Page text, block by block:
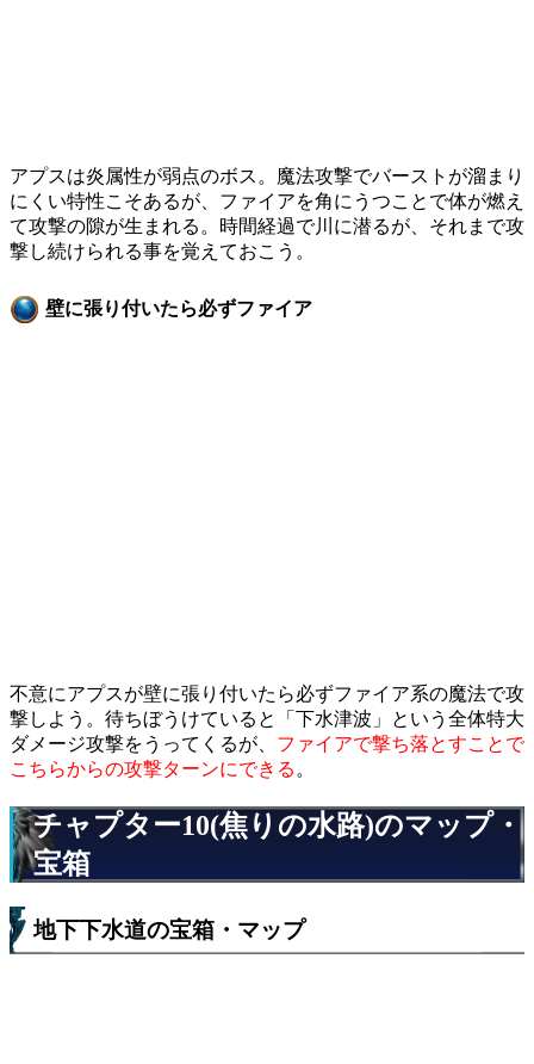
アプスは炎属性が弱点のボス。魔法攻撃でバーストが溜まり
にくい特性こそあるが、ファイアを角にうつことで体が燃え
て攻撃の隙が生まれる。時間経過で川に潜るが、それまで攻
撃し続けられる事を覚えておこう。
壁に張り付いたら必ずファイア
不意にアプスが壁に張り付いたら必ずファイア系の魔法で攻
撃しよう。待ちぼうけていると「下水津波」という全体特大
ダメージ攻撃をうってくるが、 ファイアで撃ち落とすことで
こちらからの攻撃ターンにできる 。
チャプター10(焦りの水路)のマップ・
宝箱
地下下水道の宝箱・マップ